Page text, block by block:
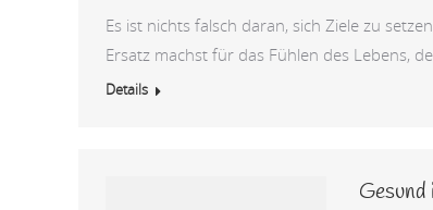
Es ist nichts falsch daran, sich Ziele zu
Ersatz machst für das Fühlen des Lebens,
Details